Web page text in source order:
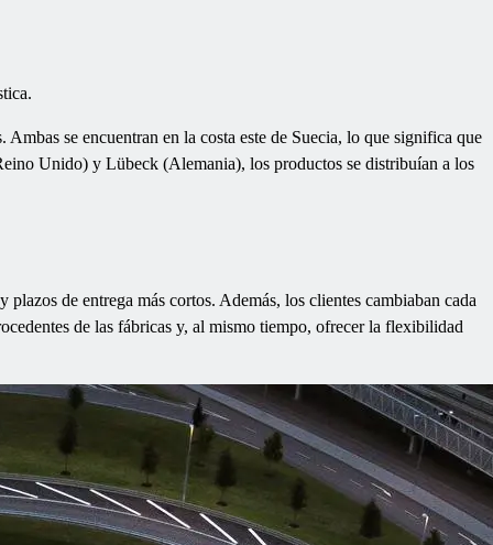
se encuentran en la costa este de Suecia, lo que significa que
Unido) y Lübeck (Alemania), los productos se distribuían a los
de entrega más cortos. Además, los clientes cambiaban cada
de las fábricas y, al mismo tiempo, ofrecer la flexibilidad